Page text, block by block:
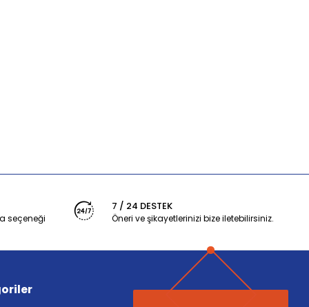
seçeneği
7 / 24 DESTEK
Öneri ve şikayetlerinizi bize iletebilirsiniz.